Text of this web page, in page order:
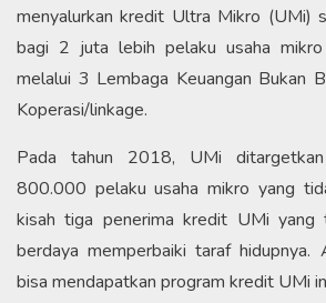
menyalurkan kredit Ultra Mikro (UMi)
bagi 2 juta lebih pelaku usaha
melalui 3 Lembaga Keuangan Bukan
Koperasi/linkage.
Pada tahun 2018, UMi
800.000 pelaku usaha mikro yang
kisah tiga penerima kredit UMi yang
berdaya memperbaiki taraf
bisa mendapatkan program kredit UMi